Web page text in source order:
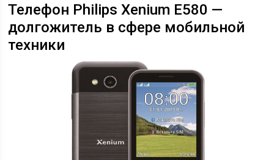
Телефон Philips Xenium E580 —
долгожитель в сфере мобильной
техники